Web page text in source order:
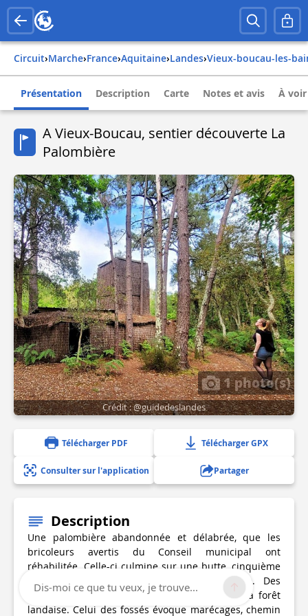
Circuit› Marche› france› aquitaine› landes› vieux-boucau-les-
Présentation Description Carte Notes et avis À
A Vieux-Boucau, sentier découverte La
Palombière
1 photo(s)
Crédit : @guidedeslandes
Télécharger PDF Télécharger GPX
Consulter sur l'application Partager
Description
Une palombière abandonnée et délabrée, que les
bricoleurs avertis du Conseil municipal ont
réhabilitée. Celle-ci culmine sur une butte, cinquième
site explicatif décrit lors de la promenade. Des
panonceaux racontent brièvement la vie de la forêt
landaise. Celui des fossés évoque marécages, chemin
Dis-moi ce que tu veux, je trouve...